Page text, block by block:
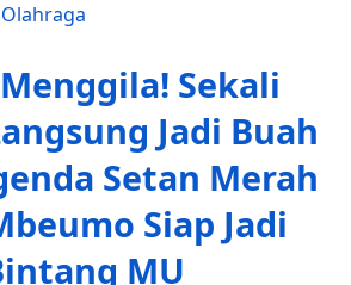
Olahraga
Sekali
Jadi Buah
Setan Merah
Siap Jadi
MU